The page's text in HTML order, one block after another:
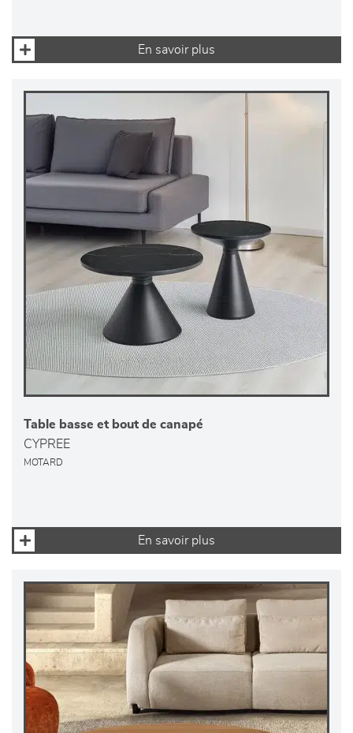
En savoir plus
Table basse et bout de canapé
CYPREE
MOTARD
En savoir plus